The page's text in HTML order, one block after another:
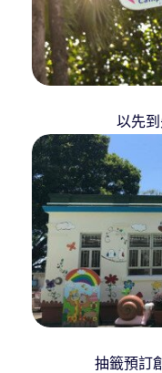
以先
抽籤預訂